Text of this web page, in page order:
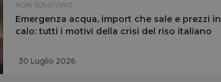
NON SOLO VINO
Emergenza acqua, import che sale e prezzi in
calo: tutti i motivi della crisi del riso italiano
30 Luglio 2026